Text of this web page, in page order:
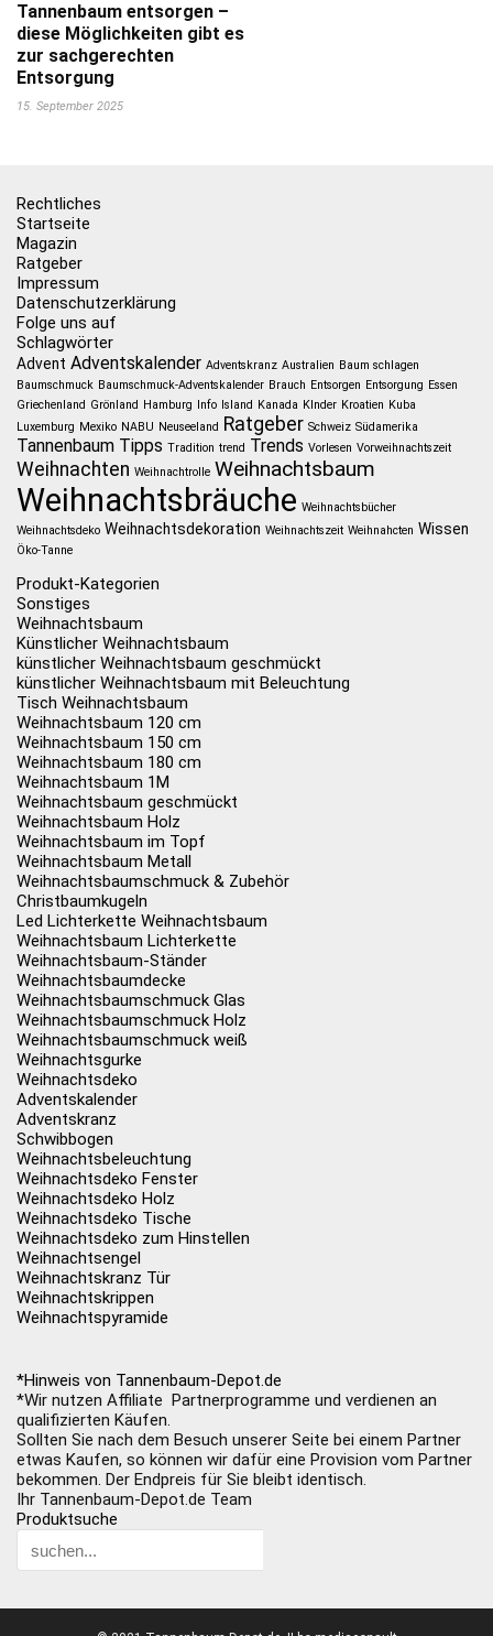
Tannenbaum entsorgen –
diese Möglichkeiten gibt es
zur sachgerechten
Entsorgung
15. September 2025
Rechtliches
Startseite
Magazin
Ratgeber
Impressum
Datenschutzerklärung
Folge uns auf
Schlagwörter
Advent Adventskalender Adventskranz Australien Baum schlagen
Baumschmuck Baumschmuck-Adventskalender Brauch Entsorgen Entsorgung Essen
Griechenland Grönland Hamburg Info Island Kanada KInder Kroatien Kuba
Luxemburg Mexiko NABU Neuseeland Ratgeber Schweiz Südamerika
Tannenbaum Tipps Tradition trend Trends Vorlesen Vorweihnachtszeit
Weihnachten Weihnachtrolle Weihnachtsbaum
Weihnachtsbräuche Weihnachtsbücher
Weihnachtsdeko Weihnachtsdekoration Weihnachtszeit Weihnahcten Wissen
Öko-Tanne
Produkt-Kategorien
Sonstiges
Weihnachtsbaum
Künstlicher Weihnachtsbaum
künstlicher Weihnachtsbaum geschmückt
künstlicher Weihnachtsbaum mit Beleuchtung
Tisch Weihnachtsbaum
Weihnachtsbaum 120 cm
Weihnachtsbaum 150 cm
Weihnachtsbaum 180 cm
Weihnachtsbaum 1M
Weihnachtsbaum geschmückt
Weihnachtsbaum Holz
Weihnachtsbaum im Topf
Weihnachtsbaum Metall
Weihnachtsbaumschmuck & Zubehör
Christbaumkugeln
Led Lichterkette Weihnachtsbaum
Weihnachtsbaum Lichterkette
Weihnachtsbaum-Ständer
Weihnachtsbaumdecke
Weihnachtsbaumschmuck Glas
Weihnachtsbaumschmuck Holz
Weihnachtsbaumschmuck weiß
Weihnachtsgurke
Weihnachtsdeko
Adventskalender
Adventskranz
Schwibbogen
Weihnachtsbeleuchtung
Weihnachtsdeko Fenster
Weihnachtsdeko Holz
Weihnachtsdeko Tische
Weihnachtsdeko zum Hinstellen
Weihnachtsengel
Weihnachtskranz Tür
Weihnachtskrippen
Weihnachtspyramide
*Hinweis von Tannenbaum-Depot.de
*Wir nutzen Affiliate Partnerprogramme und verdienen an
qualifizierten Käufen.
Sollten Sie nach dem Besuch unserer Seite bei einem Partner
etwas Kaufen, so können wir dafür eine Provision vom Partner
bekommen. Der Endpreis für Sie bleibt identisch.
Ihr Tannenbaum-Depot.de Team
Produktsuche